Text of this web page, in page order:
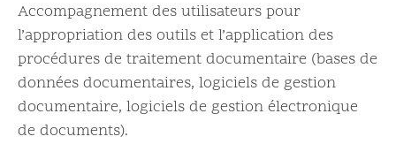
Accompagnement des utilisateurs pour
l’appropriation des outils et l’application des
procédures de traitement documentaire (bases de
données documentaires, logiciels de gestion
documentaire, logiciels de gestion électronique
de documents).